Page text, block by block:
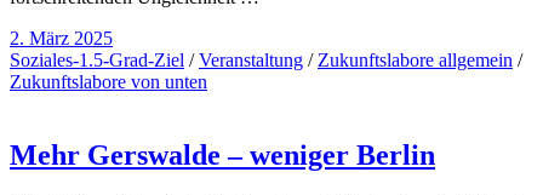
2. März 2025
Soziales-1.5-Grad-Ziel /Veranstaltung / Zukunftslabore allgemein /
Zukunftslabore von unten
Mehr Gerswalde – weniger Berlin